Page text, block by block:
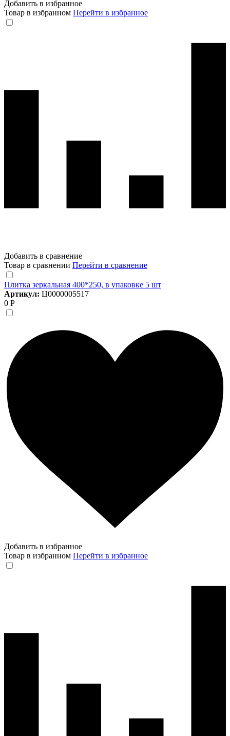
Добавить в избранное
Товар в избранном Перейти в избранное
Добавить в сравнение
Товар в сравнении Перейти в сравнение
Плитка зеркальная 400*250, в упаковке 5 шт
Артикул: Ц0000005517
0 Р
Добавить в избранное
Товар в избранном Перейти в избранное